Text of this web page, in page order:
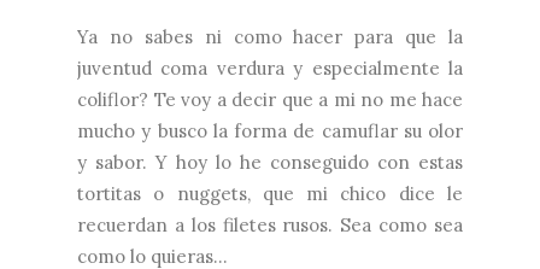
Ya no sabes ni como hacer para que la
juventud coma verdura y especialmente la
coliflor? Te voy a decir que a mi no me hace
mucho y busco la forma de camuflar su olor
y sabor. Y hoy lo he conseguido con estas
tortitas o nuggets, que mi chico dice le
recuerdan a los filetes rusos. Sea como sea
como lo quieras...